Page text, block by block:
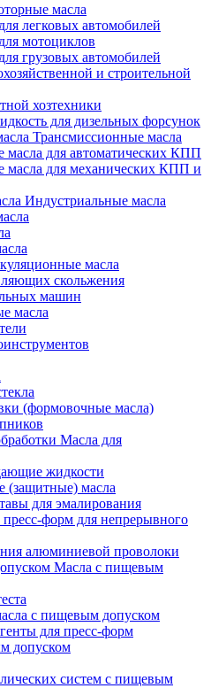
масла
легковых автомобилей
мотоциклов
грузовых автомобилей
и строительной
хозтехники
для дизельных форсунок
Трансмиссионные масла
масла для автоматических КПП
масла для механических КПП и
Индустриальные масла
масла
скольжения
машин
масла
(формовочные масла)
Масла для
жидкости
(защитные) масла
для эмалирования
форм для непрерывного
алюминиевой проволоки
Масла с пищевым
с пищевым допуском
для пресс-форм
допуском
систем с пищевым